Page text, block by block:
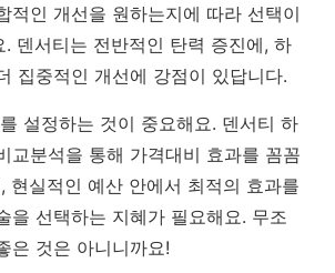
적인 개선을 원하는지에 따라 선택이
. 덴서티는 전반적인 탄력 증진에, 하
집중적인 개선에 강점이 있답니다.
를 설정하는 것이 중요해요. 덴서티 하
교분석을 통해 가격대비 효과를 꼼꼼
현실적인 예산 안에서 최적의 효과를
을 선택하는 지혜가 필요해요. 무조
은 것은 아니니까요!